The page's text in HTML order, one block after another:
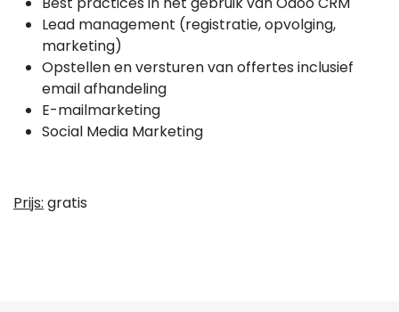
Lead management (registratie, opvolging,
marketing)
Opstellen en versturen van offertes inclusief
email afhandeling
E-mailmarketing
Social Media Marketing
Prijs: gratis